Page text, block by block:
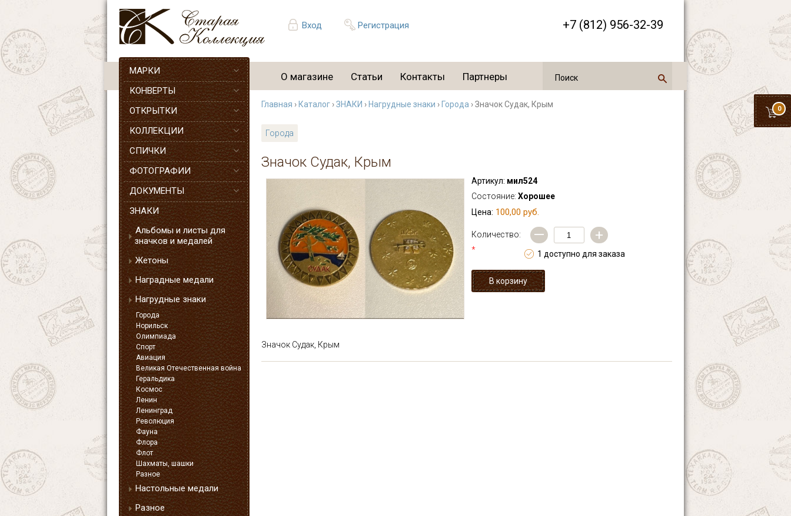
Вход Регистрация +7 (812) 956-32-39
0
О магазине Статьи Контакты Партнеры
МАРКИ
КОНВЕРТЫ
ОТКРЫТКИ
КОЛЛЕКЦИИ
СПИЧКИ
ФОТОГРАФИИ
ДОКУМЕНТЫ
ЗНАКИ
Альбомы и листы для
значков и медалей
Жетоны
Наградные медали
Нагрудные знаки
Города
Норильск
Олимпиада
Спорт
Авиация
Великая Отечественная война
Геральдика
Космос
Ленин
Ленинград
Революция
Фауна
Флора
Флот
Шахматы, шашки
Разное
Настольные медали
Разное
Главная › Каталог ›ЗНАКИ › Нагрудные знаки › Города › Значок Судак, Крым
Города
Значок Судак, Крым
Артикул: мил524
Состояние: Хорошее
Цена: 100,00 руб.
Количество:
*
— +
1 доступно для заказа
Значок Судак, Крым